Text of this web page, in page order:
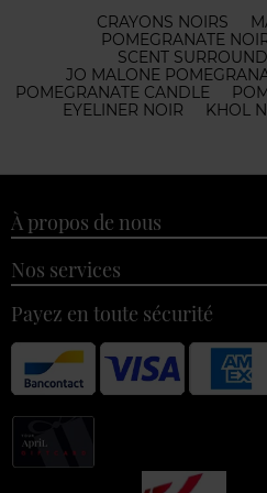
CRAYONS NOIRS
POMEGRANATE
SCENT
JO MALONE
POMEGRANATE CANDLE
EYELINER NOIR
KHOL
À propos de nous
Nos services
Payez en toute sécurité